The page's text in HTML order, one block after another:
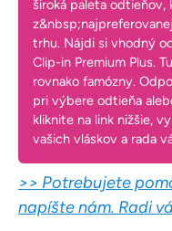
široká paleta odtieňov,
trhu. Nájdi si vhodný
Clip-in Premium Plus.
rovnako famózny.
pri výbere odtieňa
kliknite na link nižšie,
vašich vláskov a rada
>> Potrebujete
napíšte nám. Radi